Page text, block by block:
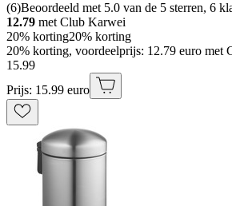
(6)Beoordeeld met 5.0 van de 5 sterren, 6
12.79 met Club Karwei
20% korting20% korting
20% korting, voordeelprijs: 12.79 euro met
15.99
Prijs: 15.99 euro